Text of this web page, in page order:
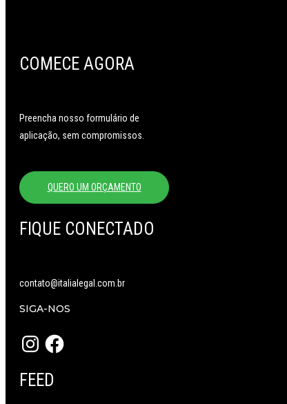
COMECE AGORA
Preencha nosso formulário de
aplicação, sem compromissos.
QUERO UM ORÇAMENTO
FIQUE CONECTADO
contato@italialegal.com.br
SIGA-NOS
InstagramFacebook
FEED